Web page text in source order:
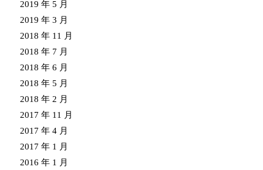
2019 年 5 月
2019 年 3 月
2018 年 11 月
2018 年 7 月
2018 年 6 月
2018 年 5 月
2018 年 2 月
2017 年 11 月
2017 年 4 月
2017 年 1 月
2016 年 1 月